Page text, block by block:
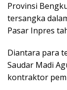
Provinsi
tersangka
Pasar Inpres
Diantara para
Saudar Madi
kontraktor